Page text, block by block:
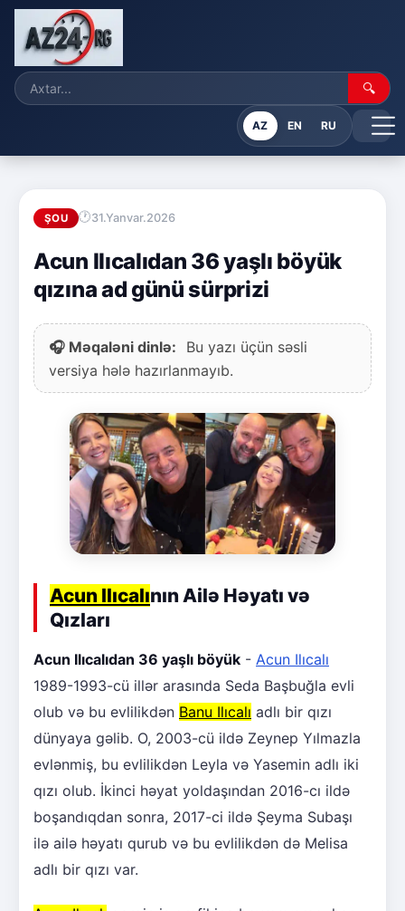
🔍
AZ EN RU
ŞOU 31.Yanvar.2026
Acun Ilıcalıdan 36 yaşlı böyük
qızına ad günü sürprizi
🎧 Məqaləni dinlə:
Bu yazı üçün səsli
versiya hələ hazırlanmayıb.
Acun Ilıcalının Ailə Həyatı və
Qızları
Acun Ilıcalıdan 36 yaşlı böyük - Acun Ilıcalı
1989-1993-cü illər arasında Seda Başbuğla evli
olub və bu evlilikdən Banu Ilıcalı adlı bir qızı
dünyaya gəlib. O, 2003-cü ildə Zeynep Yılmazla
evlənmiş, bu evlilikdən Leyla və Yasemin adlı iki
qızı olub. İkinci həyat yoldaşından 2016-cı ildə
boşandıqdan sonra, 2017-ci ildə Şeyma Subaşı
ilə ailə həyatı qurub və bu evlilikdən də Melisa
adlı bir qızı var.